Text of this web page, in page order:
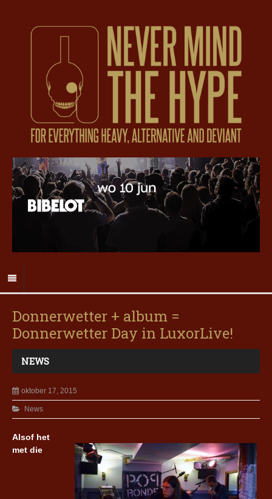
Donnerwetter + album =
Donnerwetter Day in LuxorLive!
NEWS
oktober 17, 2015
News
Alsof het
met die